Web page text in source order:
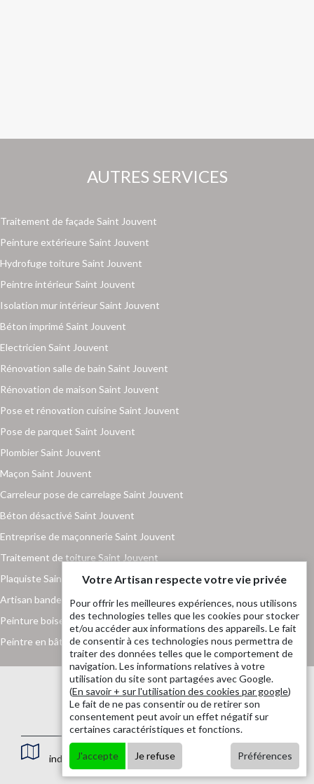
AUTRES SERVICES
Traitement de façade Saint Jouvent
Peinture extérieure Saint Jouvent
Hydrofuge toiture Saint Jouvent
Peintre intérieur Saint Jouvent
Isolation mur intérieur Saint Jouvent
Béton imprimé Saint Jouvent
Electricien Saint Jouvent
Rénovation salle de bain Saint Jouvent
Rénovation de maison Saint Jouvent
Pose et rénovation cuisine Saint Jouvent
Pose de parquet Saint Jouvent
Plombier Saint Jouvent
Maçon Saint Jouvent
Carreleur pose de carrelage Saint Jouvent
Béton désactivé Saint Jouvent
Entreprise de maçonnerie Saint Jouvent
Traitement de toiture Saint Jouvent
Plaquiste Saint Jouvent
Artisan bande placo Saint Jouvent
Peinture boiserie et ferronnerie Saint Jouvent
Peintre en bâtiment Saint Jouvent
indisponible
Votre Artisan respecte votre vie privée
Pour offrir les meilleures expériences, nous utilisons
des technologies telles que les cookies pour stocker
et/ou accéder aux informations des appareils. Le fait
de consentir à ces technologies nous permettra de
traiter des données telles que le comportement de
navigation. Les informations relatives à votre
utilisation du site sont partagées avec Google.
(En savoir + sur l'utilisation des cookies par google)
Le fait de ne pas consentir ou de retirer son
consentement peut avoir un effet négatif sur
certaines caractéristiques et fonctions.
J'accepte Je refuse Préférences